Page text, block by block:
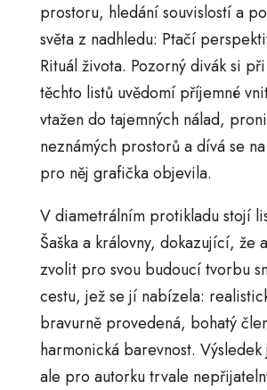
prostoru, hledání souvislostí a
světa z nadhledu: Ptačí
Rituál života. Pozorný divák si
těchto listů uvědomí příjemné
vtažen do tajemných nálad,
neznámých prostorů a dívá se
pro něj grafička objevila.
V diametrálním protikladu stojí
Šaška a královny, dokazující, že
zvolit pro svou budoucí tvorbu
cestu, jež se jí nabízela:
bravurně provedená, bohatý
harmonická barevnost.
ale pro autorku trvale